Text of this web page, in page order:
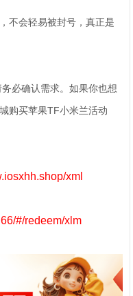
不会轻易被封号，真正是
必确认需求。如果你也想
购买苹果TF小米兰活动
xml
#/redeem/xlm